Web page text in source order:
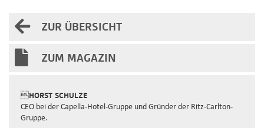
ZUR ÜBERSICHT
ZUM MAGAZIN
HORST SCHULZE
CEO bei der Capella-Hotel-Gruppe und Gründer der Ritz-Carlton-
Gruppe.